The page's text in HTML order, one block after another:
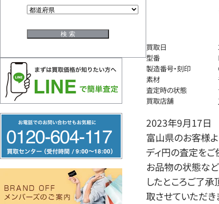
リ
ー
ヤ
買取日
型番
製造番号・刻印
素材
査定時の状態
買取店舗
2023年9月17日
富山県のお客様よ
ディ円の査定をご
お品物の状態など
したところご了
取させていただき